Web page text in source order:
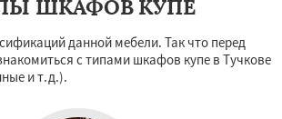
ШКАФОВ КУПЕ
данной мебели. Так что перед
с типами шкафов купе в Тучкове
и т.д.).